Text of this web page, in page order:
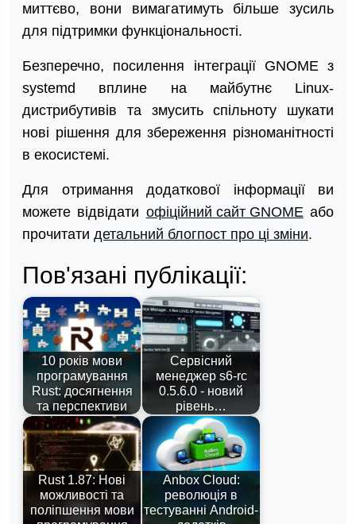
миттєво, вони вимагатимуть більше зусиль
для підтримки функціональності.
Безперечно, посилення інтеграції GNOME з
systemd вплине на майбутнє Linux-
дистрибутивів та змусить спільноту шукати
нові рішення для збереження різноманітності
в екосистемі.
Для отримання додаткової інформації ви
можете відвідати офіційний сайт GNOMEабо
прочитати детальний блогпост про ці зміни.
Пов'язані публікації:
10 років мови
програмування
Rust: досягнення
та перспективи
Сервісний
менеджер s6-rc
0.5.6.0 - новий
рівень…
Rust 1.87: Нові
можливості та
поліпшення мови
Anbox Cloud:
революція в
тестуванні Android-